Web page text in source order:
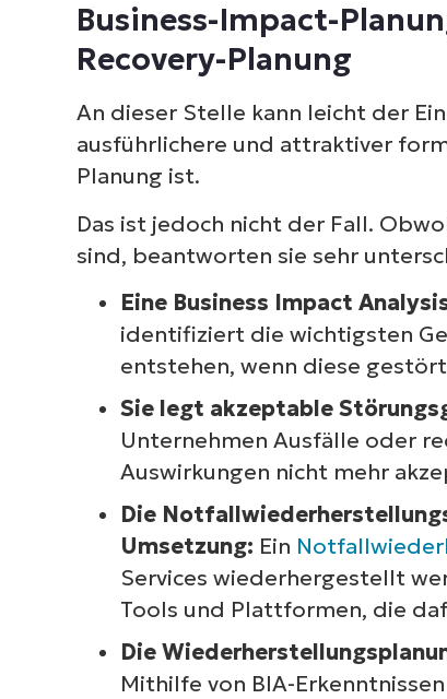
Business-Impact-
Recovery-Planung
An dieser Stelle kann leicht der
ausführlichere und attraktiver
Planung ist.
Das ist jedoch nicht der Fall.
sind, beantworten sie sehr
Eine Business Impact
identifiziert die wichtigsten
entstehen, wenn diese
Sie legt akzeptable
Unternehmen Ausfälle oder
Auswirkungen nicht mehr
Die
Umsetzung: Ein
Services wiederhergestellt
Tools und Plattformen, die
Die
Mithilfe von BIA-